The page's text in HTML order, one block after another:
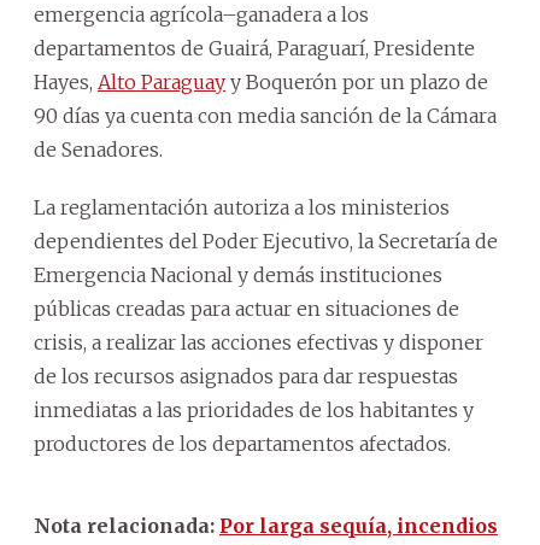
emergencia agrícola–ganadera a los
departamentos de Guairá, Paraguarí, Presidente
Hayes, Alto Paraguay y Boquerón por un plazo de
90 días ya cuenta con media sanción de la Cámara
de Senadores.
La reglamentación autoriza a los ministerios
dependientes del Poder Ejecutivo, la Secretaría de
Emergencia Nacional y demás instituciones
públicas creadas para actuar en situaciones de
crisis, a realizar las acciones efectivas y disponer
de los recursos asignados para dar respuestas
inmediatas a las prioridades de los habitantes y
productores de los departamentos afectados.
Nota relacionada: Por larga sequía, incendios